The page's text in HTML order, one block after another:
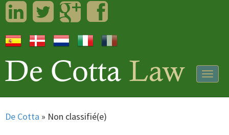
LinkedInTwitterGoogleplusFacebook
De Cotta » Non classifié(e)